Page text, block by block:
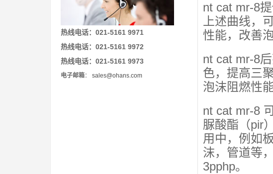
nt cat mr-8
上述曲线，
性能，改善
nt cat mr-8
色，提高三
泡沫阻燃性能
nt cat mr-8
脲酸酯（pir
用中，例如
沫，管道等
3pphp。
热线电话：021-5161 9971
热线电话：021-5161 9972
热线电话：021-5161 9973
电子邮箱： sales@ohans.com